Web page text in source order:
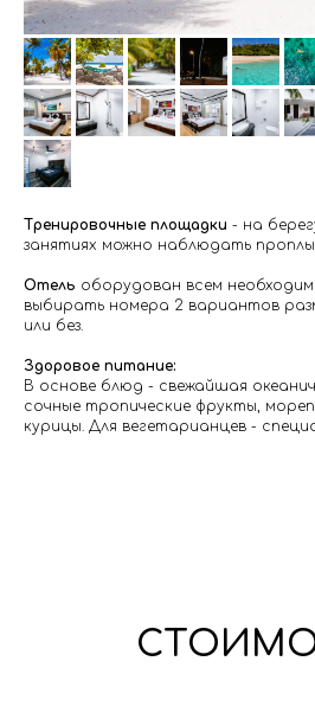
Тренировочные площадки - на
занятиях можно наблюдать
Отель оборудован всем
выбирать номера 2 вариантов
или без.
Здоровое питание:
В основе блюд - свежайшая
сочные тропические фрукты,
курицы. Для вегетарианцев -